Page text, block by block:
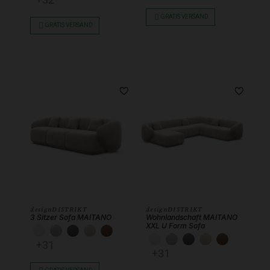
GRATIS VERSAND
GRATIS VERSAND
designDISTRIKT
3 Sitzer Sofa MAITANO
KUNSTLEDER WEISS
KUNSTLEDER HELLGRAU
KUNSTLEDER DUNKELGRAU
KUNSTLEDER BEIGE
KUNSTLEDER SCHOKOBRAUN
designDISTRIKT
Wohnlandschaft MAITANO
XXL U Form Sofa
KUNSTLEDER WEISS
KUNSTLEDER
KUNSTLEDER